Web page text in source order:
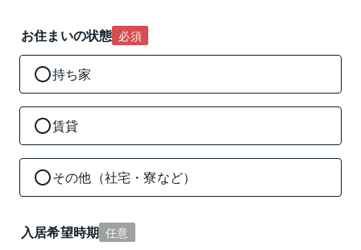
お住まいの状態 必須
持ち家
賃貸
その他（社宅・寮など）
入居希望時期 任意